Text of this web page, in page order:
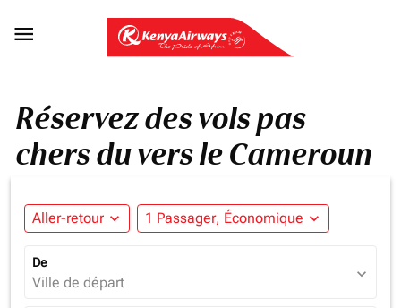

Réservez des vols pas
chers du vers le Cameroun
Aller-retour expand_more 1 Passager, Économique expand_more
De
Ville de départ expand_more